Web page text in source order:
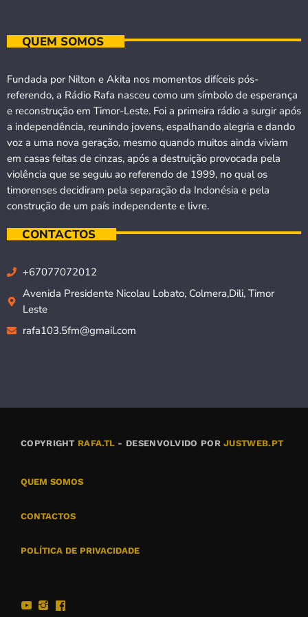
QUEM SOMOS
Fundada por Nilton e Akita nos momentos difíceis pós-
referendo, a Rádio Rafa nasceu como um símbolo de esperança
e reconstrução em Timor-Leste. Foi a primeira rádio a surgir após
a independência, reunindo jovens, espalhando alegria e dando
voz a uma nova geração, mesmo quando muitos ainda viviam
em casas feitas de cinzas, após a destruição provocada pela
violência que se seguiu ao referendo de 1999, no qual os
timorenses decidiram pela separação da Indonésia e pela
construção de um país independente e livre.
CONTACTOS
+67077072012
Avenida Presidente Nicolau Lobato, Colmera,Dili, Timor
Leste
rafa103.5fm@gmail.com
COPYRIGHT RAFA.TL - DESENVOLVIDO PORJUSTWEB.PT
QUEM SOMOS
CONTACTOS
POLÍTICA DE PRIVACIDADE